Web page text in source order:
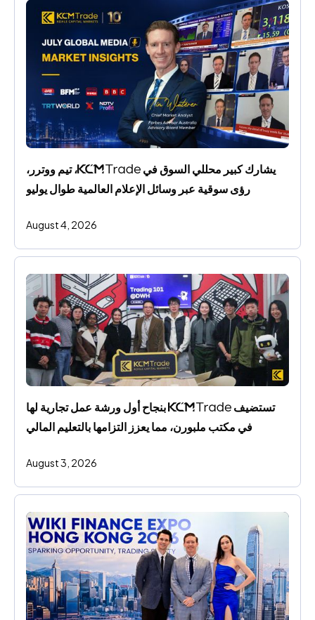
يشارك كبير محللي السوق في
، تيم ووترر،
رؤى سوقية عبر وسائل الإعلام العالمية طوال يوليو
August 4, 2026
تستضيف
بنجاح أول ورشة عمل تجارية لها
في مكتب ملبورن، مما يعزز التزامها بالتعليم المالي
August 3, 2026